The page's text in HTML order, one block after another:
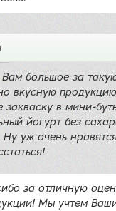
большое за
вкусную
закваску в мини-
йогурт без
Ну уж очень
за отличную
Мы учтем